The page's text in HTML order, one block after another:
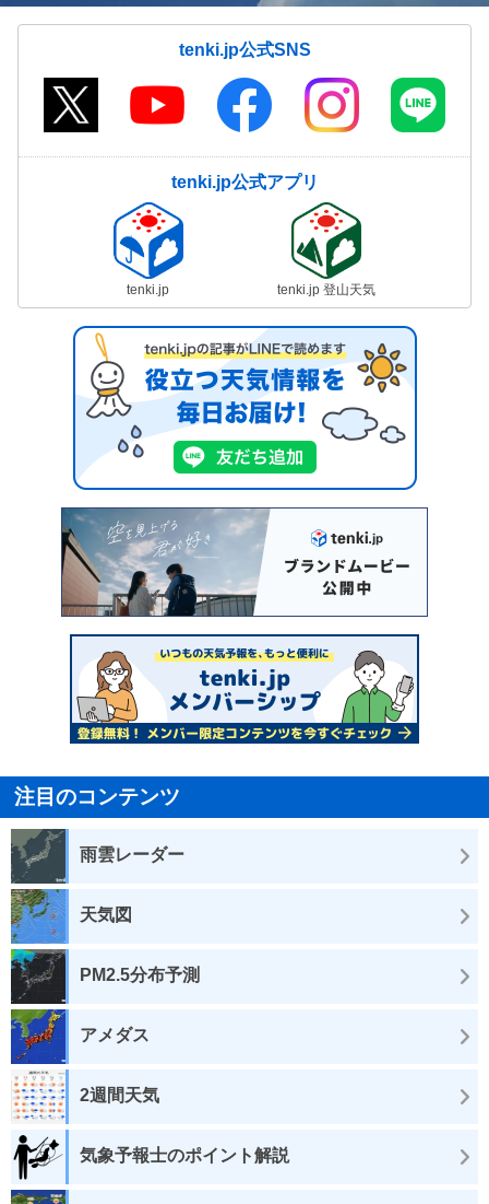
tenki.jp公式SNS
tenki.jp公式アプリ
tenki.jp tenki.jp 登山天気
注目のコンテンツ
雨雲レーダー
天気図
PM2.5分布予測
アメダス
2週間天気
気象予報士のポイント解説